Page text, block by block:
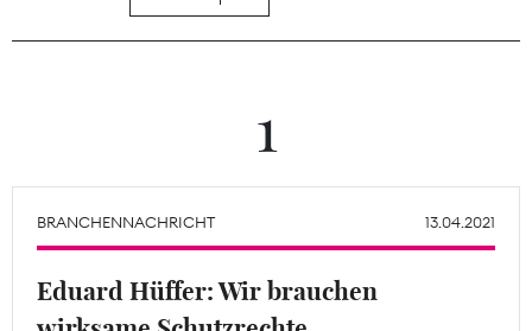
Theodor-Wolff-Preis
Mitgliederbereich
1
BRANCHENNACHRICHT 13.04.2021
Eduard Hüffer: Wir brauchen